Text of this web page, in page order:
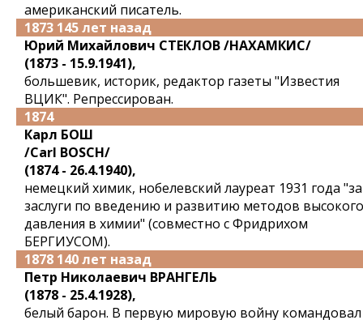
американский писатель.
1873 145 лет назад
Юрий Михайлович СТЕКЛОВ /НАХАМКИС/
(1873 - 15.9.1941),
большевик, историк, редактор газеты "Известия
ВЦИК". Репрессирован.
1874
Карл БОШ
/Carl BOSCH/
(1874 - 26.4.1940),
немецкий химик, нобелевский лауреат 1931 года "за
заслуги по введению и развитию методов высокого
давления в химии" (совместно с Фридрихом
БЕРГИУСОМ).
1878 140 лет назад
Петр Николаевич ВРАНГЕЛЬ
(1878 - 25.4.1928),
белый барон. В первую мировую войну командовал